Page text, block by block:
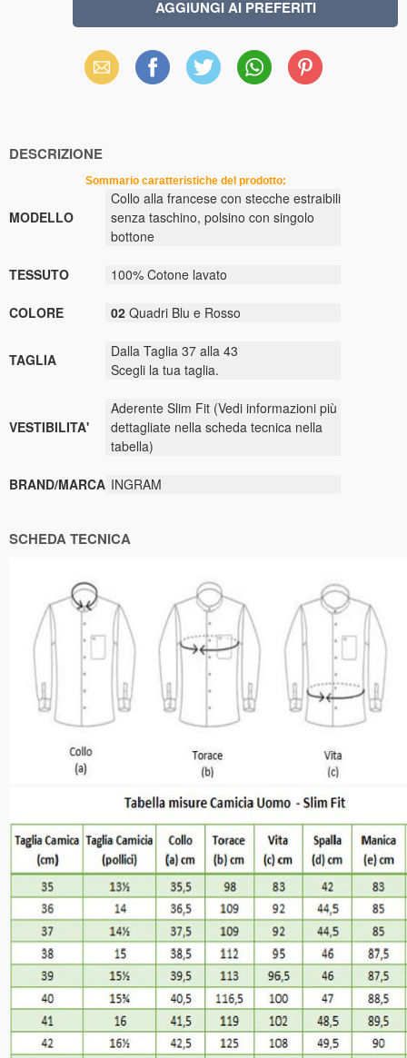
Email Facebook X WhatsAppPinterest
DESCRIZIONE
Sommario caratteristiche del prodotto:
MODELLO
Collo alla francese con stecche estraibili
senza taschino, polsino con singolo
bottone
TESSUTO 100% Cotone lavato
COLORE 02 Quadri Blu e Rosso
TAGLIA
Dalla Taglia 37 alla 43
Scegli la tua taglia.
VESTIBILITA'
Aderente Slim Fit (Vedi informazioni più
dettagliate nella scheda tecnica nella
tabella)
BRAND/MARCA INGRAM
SCHEDA TECNICA